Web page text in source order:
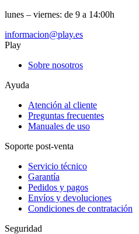
lunes – viernes: de 9 a 14:00h
informacion@play.es
Play
Sobre nosotros
Ayuda
Atención al cliente
Preguntas frecuentes
Manuales de uso
Soporte post-venta
Servicio técnico
Garantía
Pedidos y pagos
Envíos y devoluciones
Condiciones de contratación
Seguridad